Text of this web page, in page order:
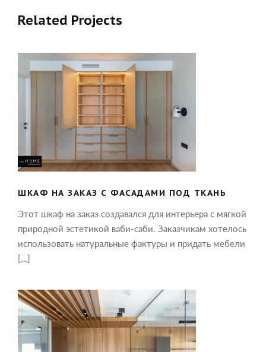
Related Projects
ШКАФ НА ЗАКАЗ С ФАСАДАМИ ПОД
ТКАНЬ
ШКАФ НА ЗАКАЗ С ФАСАДАМИ ПОД ТКАНЬ
Этот шкаф на заказ создавался для интерьера с мягкой
природной эстетикой ваби-саби. Заказчикам хотелось
использовать натуральные фактуры и придать мебели
[…]